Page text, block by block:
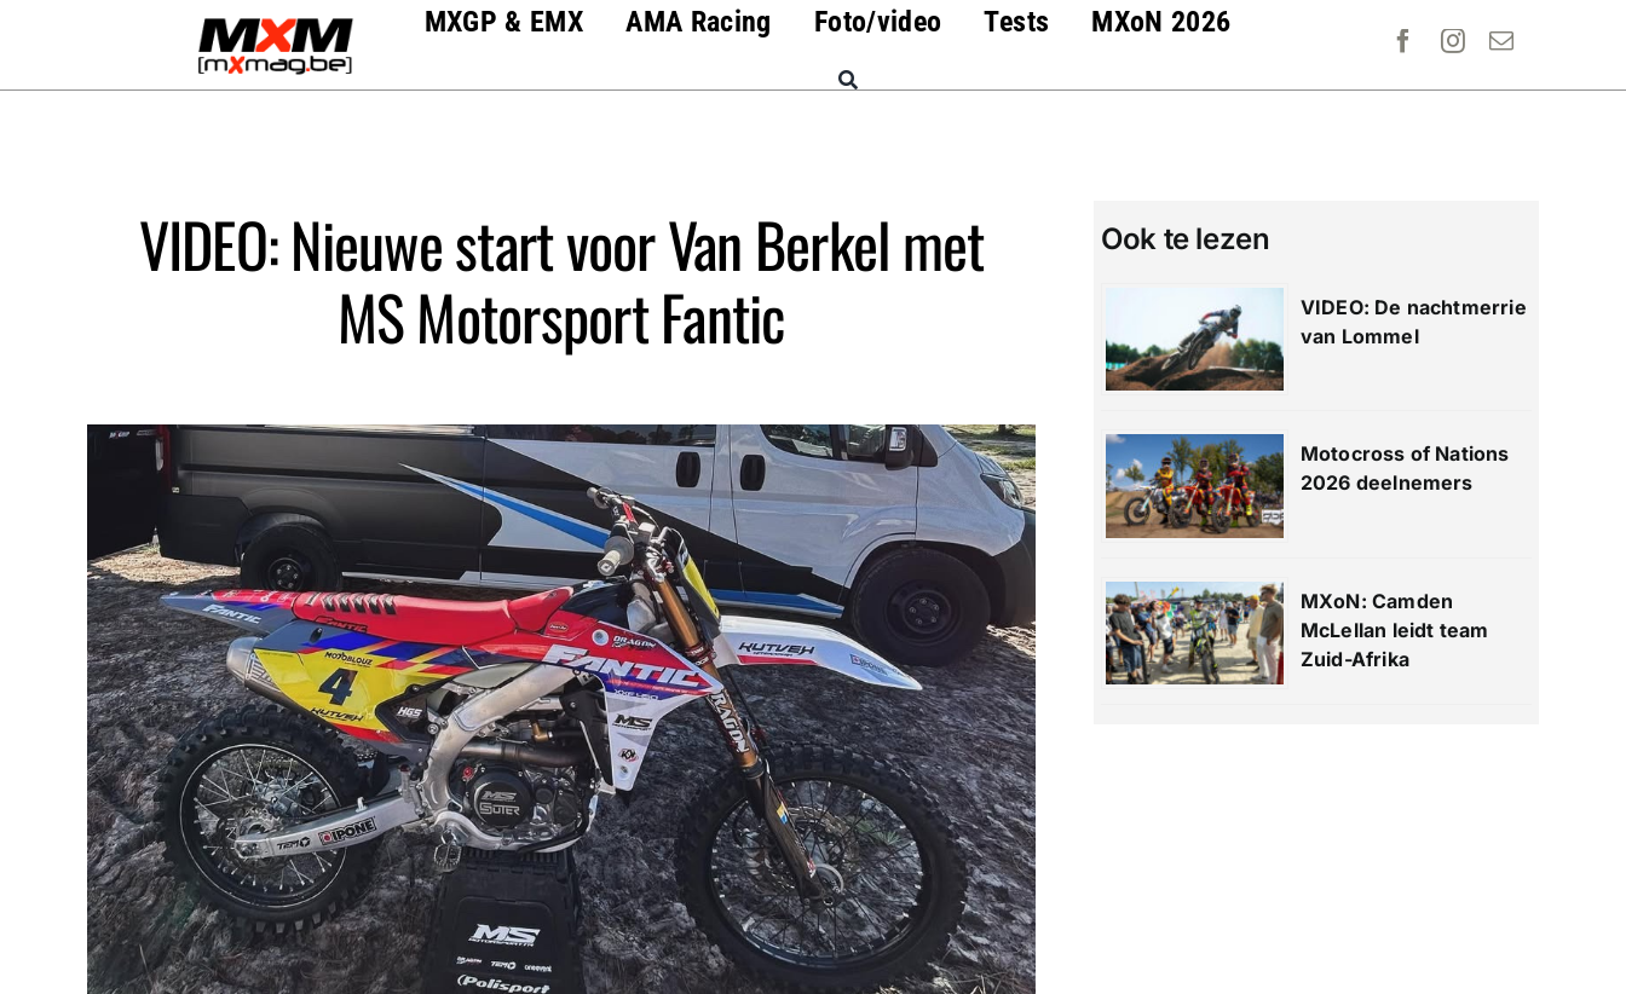
MXGP & EMX AMA Racing Foto/video Tests MXoN 2026
VIDEO: Nieuwe start voor Van Berkel met
MS Motorsport Fantic
Ook te lezen
VIDEO: De nachtmerrie
van Lommel
Motocross of Nations
2026 deelnemers
MXoN: Camden
McLellan leidt team
Zuid-Afrika